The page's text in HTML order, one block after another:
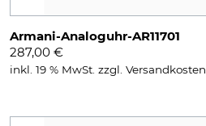
Armani-Analoguhr-AR11701
287,00 €
inkl. 19 % MwSt. zzgl. Versandkosten